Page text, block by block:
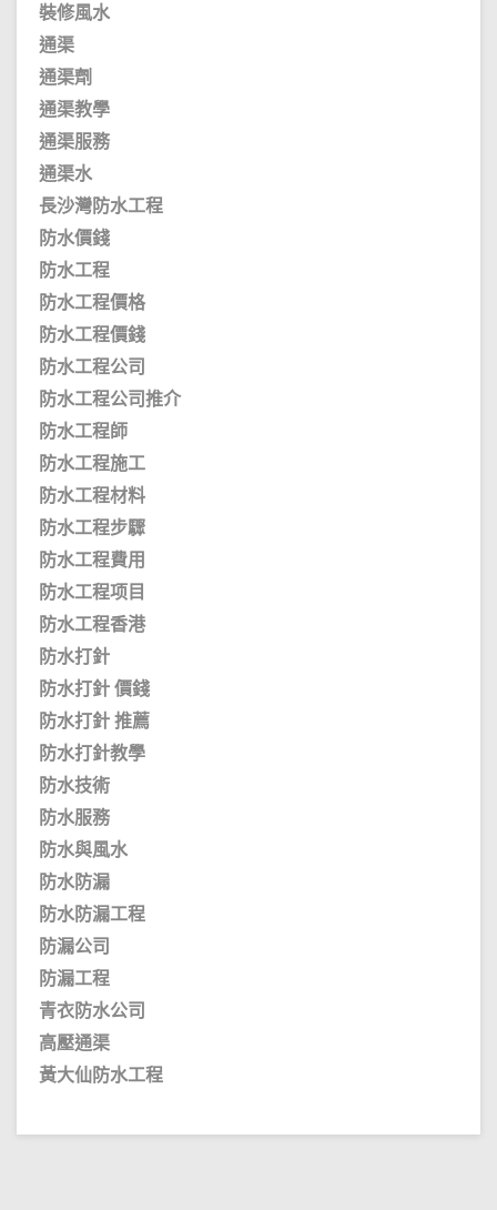
裝修風水
通渠
通渠劑
通渠教學
通渠服務
通渠水
長沙灣防水工程
防水價錢
防水工程
防水工程價格
防水工程價錢
防水工程公司
防水工程公司推介
防水工程師
防水工程施工
防水工程材料
防水工程步驟
防水工程費用
防水工程项目
防水工程香港
防水打針
防水打針 價錢
防水打針 推薦
防水打針教學
防水技術
防水服務
防水與風水
防水防漏
防水防漏工程
防漏公司
防漏工程
青衣防水公司
高壓通渠
黃大仙防水工程